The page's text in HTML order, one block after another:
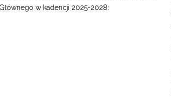
w kadencji 2025-2028: